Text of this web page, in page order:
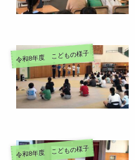
令和8年度 こどもの様子
令和8年度 こどもの様子